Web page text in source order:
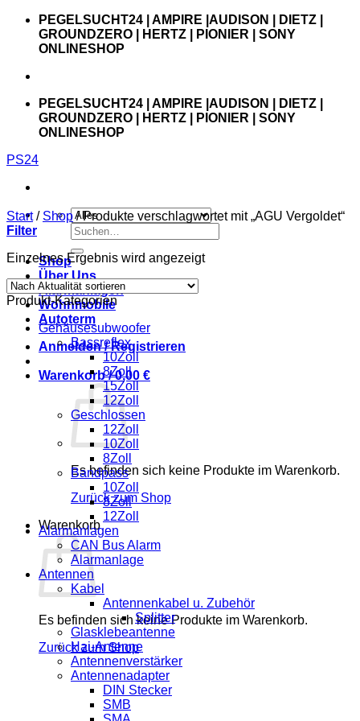
Zum
springen
PEGELSUCHT24 | AMPIRE |AUDISON | DIETZ |
GROUNDZERO | HERTZ | PIONIER | SONY
ONLINESHOP
PEGELSUCHT24 | AMPIRE |AUDISON | DIETZ |
GROUNDZERO | HERTZ | PIONIER | SONY
ONLINESHOP
PS24
Suchen
nach:
Shop
Über Uns
Alarmanlagen
Wohnmobile
Autoterm
Anmelden / Registrieren
Warenkorb /0,00 €
Es befinden sich keine Produkte im Warenkorb.
Zurück zum Shop
Warenkorb
Es befinden sich keine Produkte im Warenkorb.
Zurück zum Shop
Start / Shop /Produkte verschlagwortet mit „AGU Vergoldet“
Filter
Einzelnes Ergebnis wird angezeigt
Produkt-Kategorien
Gehäusesubwoofer
Bassreflex
10Zoll
8Zoll
15Zoll
12Zoll
Geschlossen
12Zoll
10Zoll
8Zoll
Bandpass
10Zoll
8Zoll
12Zoll
Alarmanlagen
CAN Bus Alarm
Alarmanlage
Antennen
Kabel
Antennenkabel u. Zubehör
Splitter
Glasklebeantenne
Hai-Antenne
Antennenverstärker
Antennenadapter
DIN Stecker
SMB